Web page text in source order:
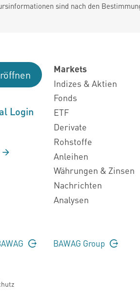
sind nach den
Login
Markets
Indizes & Aktien
Fonds
ETF
Derivate
Rohstoffe
Anleihen
Währungen & Zinsen
Nachrichten
Analysen
BAWAG Group